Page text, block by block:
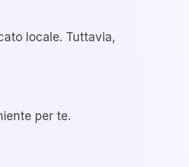
locale. Tuttavia,
per te.